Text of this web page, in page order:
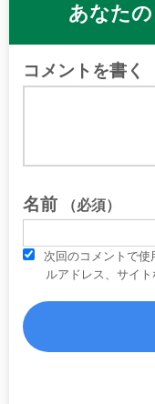
あなた
コメントを書く
名前 （必須）
次回のコメントで
ルアドレス、サイト